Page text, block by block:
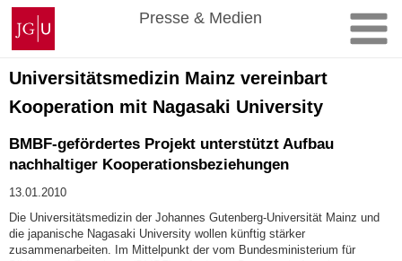
Zum
Inhalt
springen
Johannes
Gutenberg-
Universität
Mainz
Presse & Medien
Universitätsmedizin Mainz vereinbart
Kooperation mit Nagasaki University
BMBF-gefördertes Projekt unterstützt Aufbau
nachhaltiger Kooperationsbeziehungen
13.01.2010
Die Universitätsmedizin der Johannes Gutenberg-Universität Mainz und
die japanische Nagasaki University wollen künftig stärker
zusammenarbeiten. Im Mittelpunkt der vom Bundesministerium für